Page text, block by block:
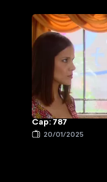
Cap: 787
20/01/2025